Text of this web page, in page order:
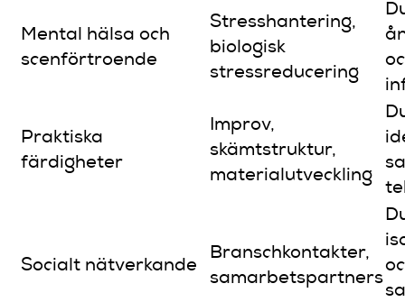
Mental hälsa och
scenförtroende
Stresshantering,
biologisk
stressreducering
Praktiska
färdigheter
Improv,
skämtstruktur,
materialutveckling
Socialt nätverkande
Branschkontakter,
samarbetspartners